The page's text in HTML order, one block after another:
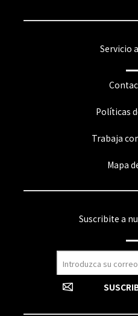
Servicio
Políticas
Trabaja
Mapa
Suscribite a